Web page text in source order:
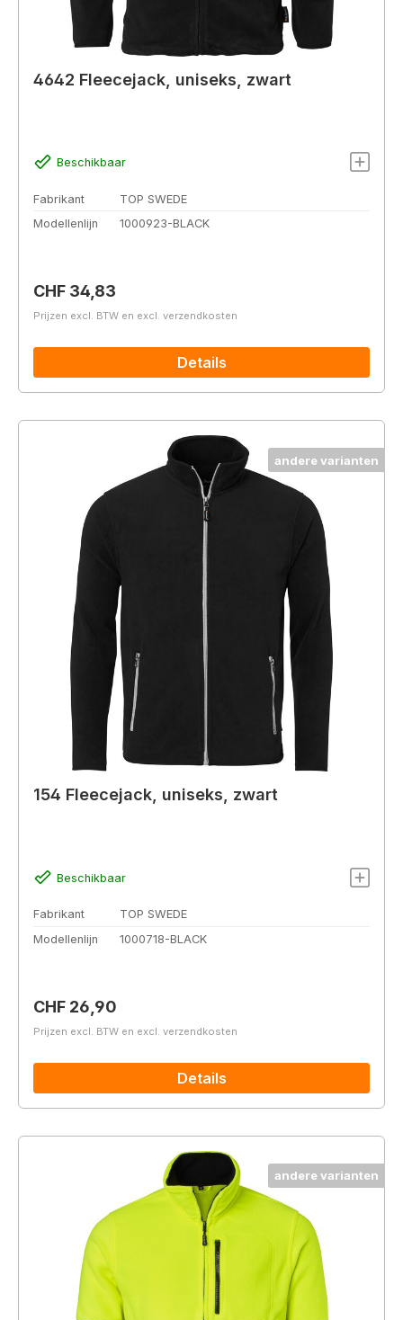
4642 Fleecejack, uniseks, zwart
Beschikbaar
Fabrikant
TOP SWEDE
Modellenlijn
1000923-BLACK
Normale prijs:
CHF 34,83
Prijzen excl. BTW en excl. verzendkosten
Details
andere varianten
154 Fleecejack, uniseks, zwart
Beschikbaar
Fabrikant
TOP SWEDE
Modellenlijn
1000718-BLACK
Normale prijs:
CHF 26,90
Prijzen excl. BTW en excl. verzendkosten
Details
andere varianten